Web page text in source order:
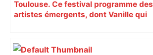
Toulouse. Ce festival programme des
artistes émergents, dont Vanille qui